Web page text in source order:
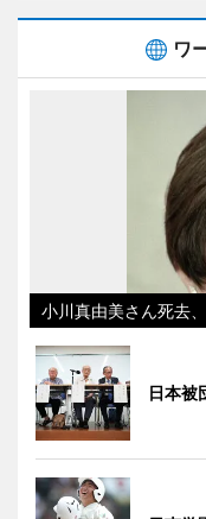
ワ
小川真由美さん死去
日本被